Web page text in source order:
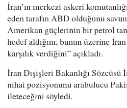
İran’ın merkezi askeri
eden tarafın ABD olduğunu
Amerikan güçlerinin bir petrol
hedef aldığını, bunun üzerine
karşılık verdiğini” açıkladı.
İran Dışişleri Bakanlığı Sözcüsü
nihai pozisyonunu arabulucu
ileteceğini söyledi.